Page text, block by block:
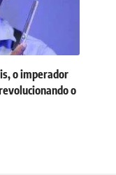
o imperador
o